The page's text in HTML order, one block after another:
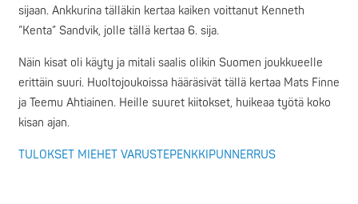
sijaan. Ankkurina tälläkin kertaa kaiken voittanut Kenneth
”Kenta” Sandvik, jolle tällä kertaa 6. sija.
Näin kisat oli käyty ja mitali saalis olikin Suomen joukkueelle
erittäin suuri. Huoltojoukoissa hääräsivät tällä kertaa Mats Finne
ja Teemu Ahtiainen. Heille suuret kiitokset, huikeaa työtä koko
kisan ajan.
TULOKSET MIEHET VARUSTEPENKKIPUNNERRUS